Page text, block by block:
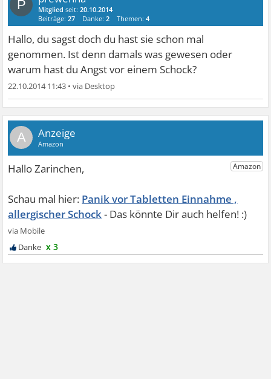
P Mitglied seit:20.10.2014
Beiträge:27 Danke:2 Themen:4
Hallo, du sagst doch du hast sie schon mal
genommen. Ist denn damals was gewesen oder
warum hast du Angst vor einem Schock?
22.10.2014 11:43 •
A
Panik vor Tabletten Einnahme ,
allergischer Schock
x 3